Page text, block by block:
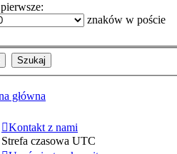
znaków w poście
główna
Kontakt z nami
Strefa czasowa UTC